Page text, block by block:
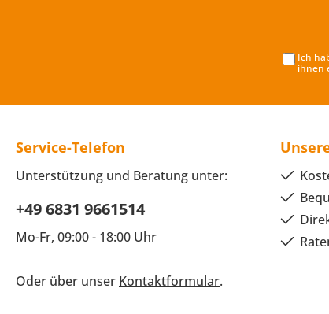
Ich
ihnen
Service-Telefon
Unterstützung und Beratung unter:
+49 6831 9661514
Mo-Fr, 09:00 - 18:00 Uhr
Oder über unser Kontaktformular.